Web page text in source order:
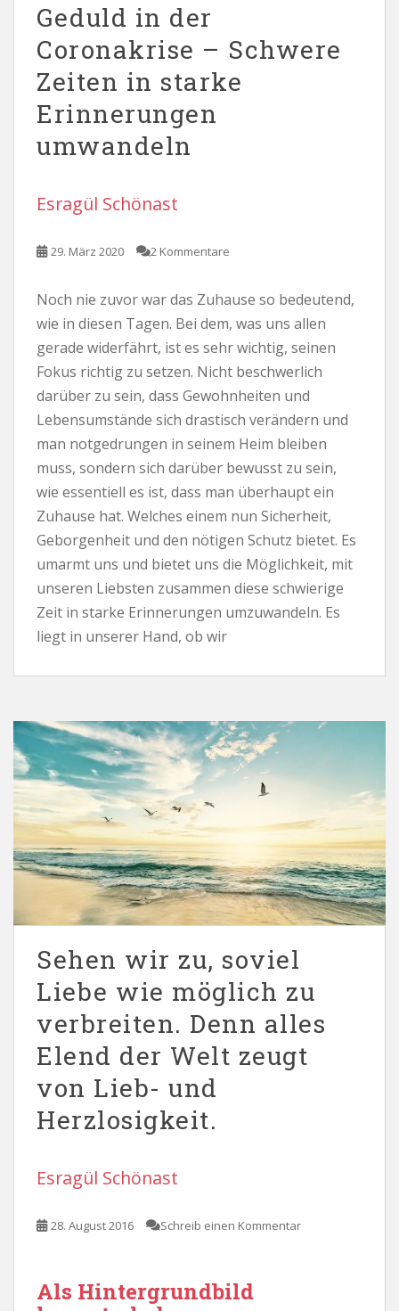
Geduld in der
Coronakrise – Schwere
Zeiten in starke
Erinnerungen
umwandeln
Esragül Schönast
29. März 2020 2 Kommentare
Noch nie zuvor war das Zuhause so bedeutend,
wie in diesen Tagen. Bei dem, was uns allen
gerade widerfährt, ist es sehr wichtig, seinen
Fokus richtig zu setzen. Nicht beschwerlich
darüber zu sein, dass Gewohnheiten und
Lebensumstände sich drastisch verändern und
man notgedrungen in seinem Heim bleiben
muss, sondern sich darüber bewusst zu sein,
wie essentiell es ist, dass man überhaupt ein
Zuhause hat. Welches einem nun Sicherheit,
Geborgenheit und den nötigen Schutz bietet. Es
umarmt uns und bietet uns die Möglichkeit, mit
unseren Liebsten zusammen diese schwierige
Zeit in starke Erinnerungen umzuwandeln. Es
liegt in unserer Hand, ob wir
Sehen wir zu, soviel
Liebe wie möglich zu
verbreiten. Denn alles
Elend der Welt zeugt
von Lieb- und
Herzlosigkeit.
Esragül Schönast
28. August 2016 Schreib einen Kommentar
Als Hintergrundbild